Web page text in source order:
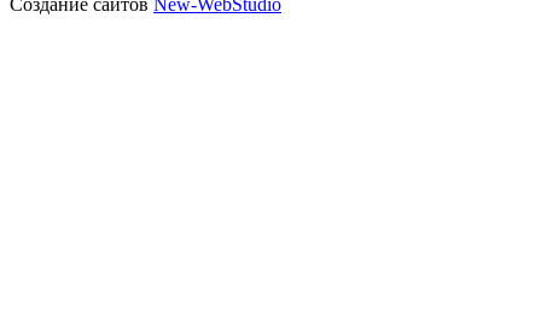
Создание сайтов New-WebStudio